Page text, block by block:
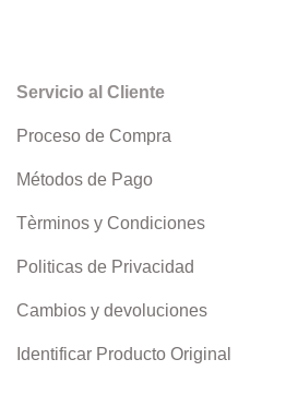
Servicio al Cliente
Proceso de Compra
Métodos de Pago
Tèrminos y Condiciones
Politicas de Privacidad
Cambios y devoluciones
Identificar Producto Original